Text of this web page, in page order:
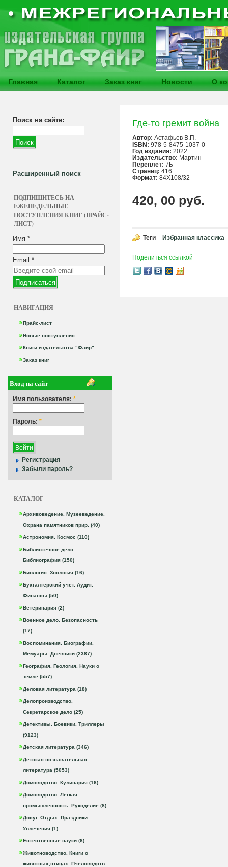
Главная Каталог Заказ книг Новости О
Поиск на сайте:
Расширенный поиск
ПОДПИШИТЕСЬ НА
ЕЖЕНЕДЕЛЬНЫЕ
ПОСТУПЛЕНИЯ КНИГ (ПРАЙС-
ЛИСТ)
Имя *
Email *
НАВИГАЦИЯ
Прайс-лист
Новые поступления
Книги издательства "Фаир"
Заказ книг
Вход на сайт
Имя пользователя: *
Пароль: *
Регистрация
Забыли пароль?
КАТАЛОГ
Архивоведение. Музееведение.
Охрана памятников прир. (40)
Астрономия. Космос (110)
Библиотечное дело.
Библиография (150)
Биология. Зоология (16)
Бухгалтерский учет. Аудит.
Финансы (50)
Ветеринария (2)
Военное дело. Безопасность
(17)
Воспоминания. Биографии.
Мемуары. Дневники (2387)
География. Геология. Науки о
земле (557)
Деловая литература (18)
Делопроизводство.
Секретарское дело (25)
Детективы. Боевики. Триллеры
(9123)
Детская литература (346)
Детская познавательная
литература (5053)
Домоводство. Кулинария (16)
Домоводство. Легкая
промышленность. Рукоделие (8)
Досуг. Отдых. Праздники.
Увлечения (1)
Естественные науки (6)
Животноводство. Книги о
животных,птицах. Пчеловодств
Где-то гремит война
Автор: Астафьев В.П.
ISBN: 978-5-8475-1037-0
Год издания: 2022
Издательство: Мартин
Переплёт: 7Б
Страниц: 416
Формат: 84X108/32
420, 00 руб.
Теги Избранная классика
Поделиться ссылкой